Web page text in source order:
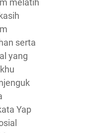
melatih
serta
yang
Yap